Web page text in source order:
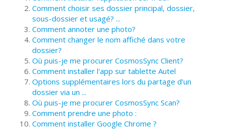
Comment choisir ses dossier principal, dossier,
sous-dossier et usagé? ...
Comment annoter une photo?
Comment changer le nom affiché dans votre
dossier?
Où puis-je me procurer CosmosSync Client?
Comment installer l'app sur tablette Autel
Options supplémentaires lors du partage d’un
dossier via un ...
Où puis-je me procurer CosmosSync Scan?
Comment prendre une photo :
Comment installer Google Chrome ?